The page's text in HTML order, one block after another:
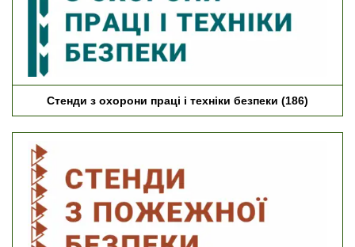
Стенди з охорони праці і техніки безпеки (186)